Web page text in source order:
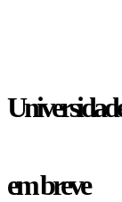
em breve